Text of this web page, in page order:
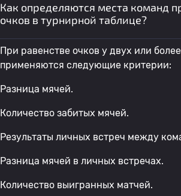
Как определяются места команд
очков в турнирной таблице?
При равенстве очков у двух или
применяются следующие критерии:
Разница мячей.
Количество забитых мячей.
Результаты личных встреч между
Разница мячей в личных встречах.
Количество выигранных матчей.